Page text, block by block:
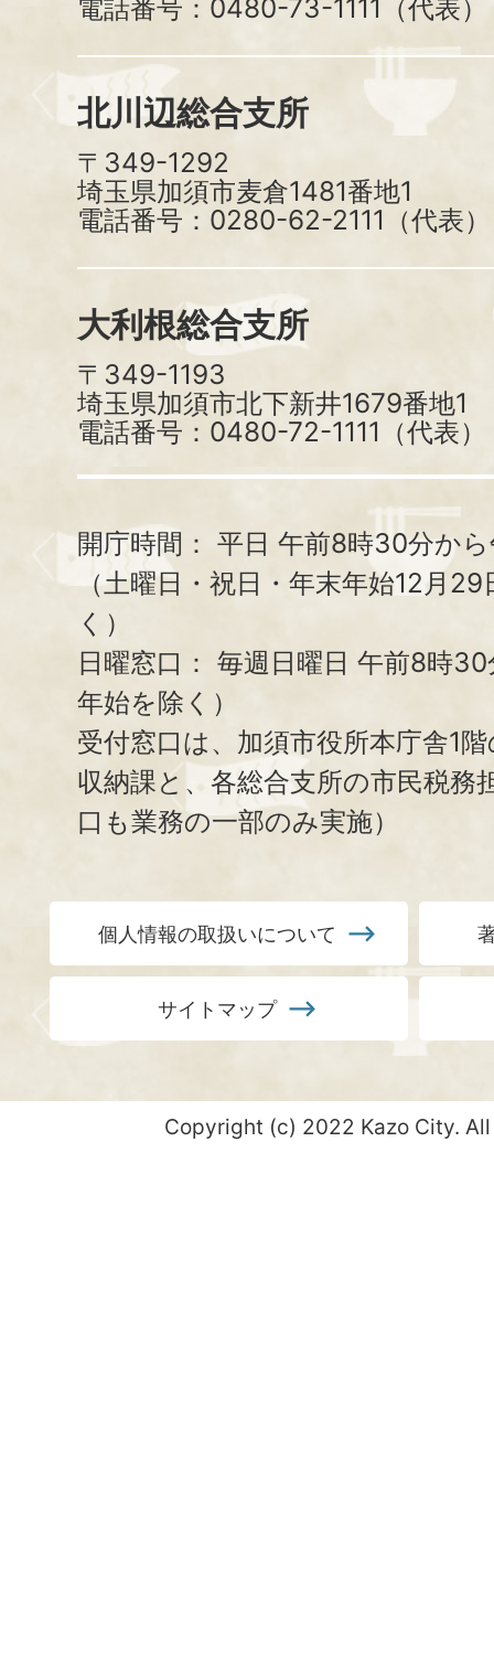
電話番号：0480-73-1111（代表）
北川辺総合支所
〒349-1292
埼玉県加須市麦倉1481番地1
電話番号：0280-62-2111（代表）
大利根総合支所
〒349-1193
埼玉県加須市北下新井1679番地1
電話番号：0480-72-1111（代表）
開庁時間： 平日 午前8時30分か
（土曜日・祝日・年末年始12月
く）
日曜窓口： 毎週日曜日 午前8時
年始を除く）
受付窓口は、加須市役所本庁舎1
収納課と、 各総合支所の市民税務
口も業務の一部のみ実施）
個人情報の取扱いについて
サイトマップ
Copyright (c) 2022 Kazo City.